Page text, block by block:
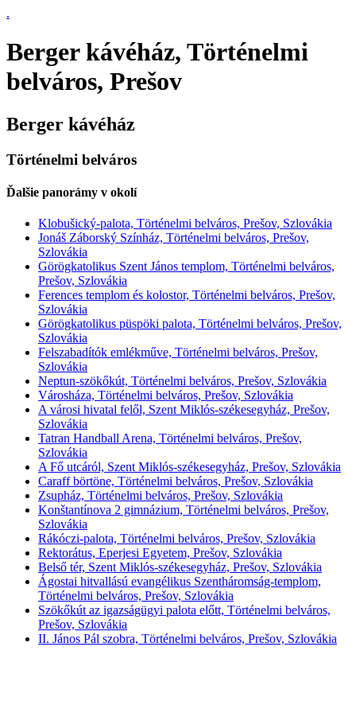
.
Berger kávéház, Történelmi
belváros, Prešov
Berger kávéház
Történelmi belváros
Ďalšie panorámy v okolí
Klobušický-palota, Történelmi belváros, Prešov, Szlovákia
Jonáš Záborský Színház, Történelmi belváros, Prešov,
Szlovákia
Görögkatolikus Szent János templom, Történelmi belváros,
Prešov, Szlovákia
Ferences templom és kolostor, Történelmi belváros, Prešov,
Szlovákia
Görögkatolikus püspöki palota, Történelmi belváros, Prešov,
Szlovákia
Felszabadítók emlékműve, Történelmi belváros, Prešov,
Szlovákia
Neptun-szökőkút, Történelmi belváros, Prešov, Szlovákia
Városháza, Történelmi belváros, Prešov, Szlovákia
A városi hivatal felől, Szent Miklós-székesegyház, Prešov,
Szlovákia
Tatran Handball Arena, Történelmi belváros, Prešov,
Szlovákia
A Fő utcáról, Szent Miklós-székesegyház, Prešov, Szlovákia
Caraff börtöne, Történelmi belváros, Prešov, Szlovákia
Zsupház, Történelmi belváros, Prešov, Szlovákia
Konštantínova 2 gimnázium, Történelmi belváros, Prešov,
Szlovákia
Rákóczi-palota, Történelmi belváros, Prešov, Szlovákia
Rektorátus, Eperjesi Egyetem, Prešov, Szlovákia
Belső tér, Szent Miklós-székesegyház, Prešov, Szlovákia
Ágostai hitvallású evangélikus Szentháromság-templom,
Történelmi belváros, Prešov, Szlovákia
Szökőkút az igazságügyi palota előtt, Történelmi belváros,
Prešov, Szlovákia
II. János Pál szobra, Történelmi belváros, Prešov, Szlovákia